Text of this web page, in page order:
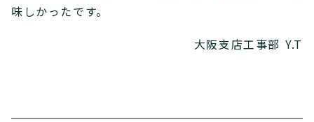
味しかったです。
大阪支店工事部 Y.T